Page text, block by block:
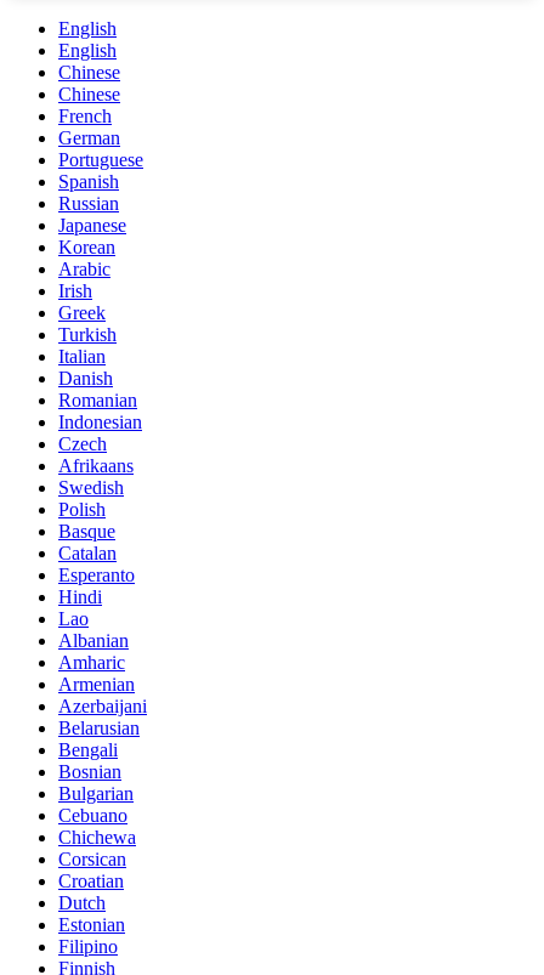
English
English
Chinese
Chinese
French
German
Portuguese
Spanish
Russian
Japanese
Korean
Arabic
Irish
Greek
Turkish
Italian
Danish
Romanian
Indonesian
Czech
Afrikaans
Swedish
Polish
Basque
Catalan
Esperanto
Hindi
Lao
Albanian
Amharic
Armenian
Azerbaijani
Belarusian
Bengali
Bosnian
Bulgarian
Cebuano
Chichewa
Corsican
Croatian
Dutch
Estonian
Filipino
Finnish